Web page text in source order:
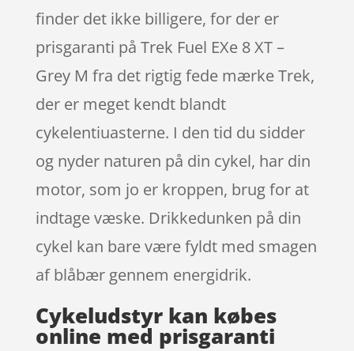
finder det ikke billigere, for der er
prisgaranti på Trek Fuel EXe 8 XT –
Grey M fra det rigtig fede mærke Trek,
der er meget kendt blandt
cykelentiuasterne. I den tid du sidder
og nyder naturen på din cykel, har din
motor, som jo er kroppen, brug for at
indtage væske. Drikkedunken på din
cykel kan bare være fyldt med smagen
af blåbær gennem energidrik.
Cykeludstyr kan købes
online med prisgaranti